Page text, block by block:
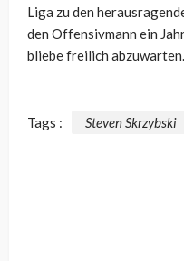
Liga zu den
den Offensivmann ein
bliebe freilich abzuwarten.
Tags : Steven Skrzybski